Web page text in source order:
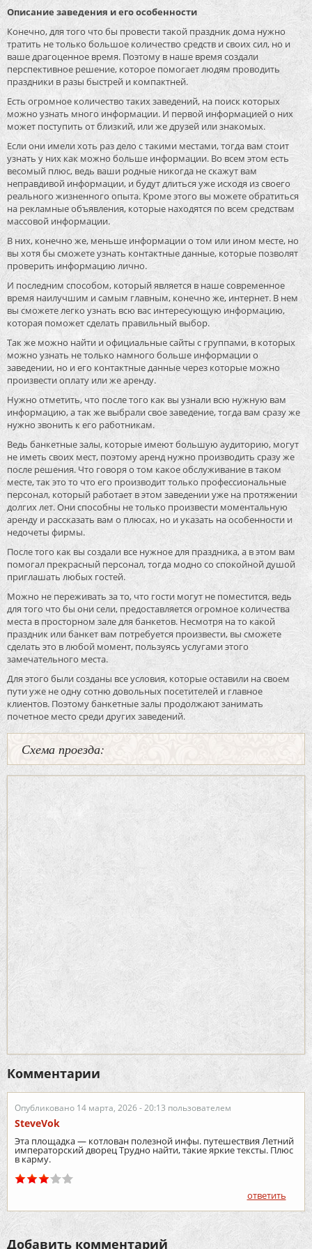
Описание заведения и его особенности
Конечно, для того что бы провести такой праздник дома нужно
тратить не только большое количество средств и своих сил, но и
ваше драгоценное время. Поэтому в наше время создали
перспективное решение, которое помогает людям проводить
праздники в разы быстрей и компактней.
Есть огромное количество таких заведений, на поиск которых
можно узнать много информации. И первой информацией о них
может поступить от близкий, или же друзей или знакомых.
Если они имели хоть раз дело с такими местами, тогда вам стоит
узнать у них как можно больше информации. Во всем этом есть
весомый плюс, ведь ваши родные никогда не скажут вам
неправдивой информации, и будут длиться уже исходя из своего
реального жизненного опыта. Кроме этого вы можете обратиться
на рекламные объявления, которые находятся по всем средствам
массовой информации.
В них, конечно же, меньше информации о том или ином месте, но
вы хотя бы сможете узнать контактные данные, которые позволят
проверить информацию лично.
И последним способом, который является в наше современное
время наилучшим и самым главным, конечно же, интернет. В нем
вы сможете легко узнать всю вас интересующую информацию,
которая поможет сделать правильный выбор.
Так же можно найти и официальные сайты с группами, в которых
можно узнать не только намного больше информации о
заведении, но и его контактные данные через которые можно
произвести оплату или же аренду.
Нужно отметить, что после того как вы узнали всю нужную вам
информацию, а так же выбрали свое заведение, тогда вам сразу же
нужно звонить к его работникам.
Ведь банкетные залы, которые имеют большую аудиторию, могут
не иметь своих мест, поэтому аренд нужно производить сразу же
после решения. Что говоря о том какое обслуживание в таком
месте, так это то что его производит только профессиональные
персонал, который работает в этом заведении уже на протяжении
долгих лет. Они способны не только произвести моментальную
аренду и рассказать вам о плюсах, но и указать на особенности и
недочеты фирмы.
После того как вы создали все нужное для праздника, а в этом вам
помогал прекрасный персонал, тогда модно со спокойной душой
приглашать любых гостей.
Можно не переживать за то, что гости могут не поместится, ведь
для того что бы они сели, предоставляется огромное количества
места в просторном зале для банкетов. Несмотря на то какой
праздник или банкет вам потребуется произвести, вы сможете
сделать это в любой момент, пользуясь услугами этого
замечательного места.
Для этого были созданы все условия, которые оставили на своем
пути уже не одну сотню довольных посетителей и главное
клиентов. Поэтому банкетные залы продолжают занимать
почетное место среди других заведений.
Схема проезда:
Комментарии
Опубликовано 14 марта, 2026 - 20:13 пользователем
SteveVok
Эта площадка — котлован полезной инфы. путешествия Летний
императорский дворец Трудно найти, такие яркие тексты. Плюс
в карму.
ответить
Добавить комментарий